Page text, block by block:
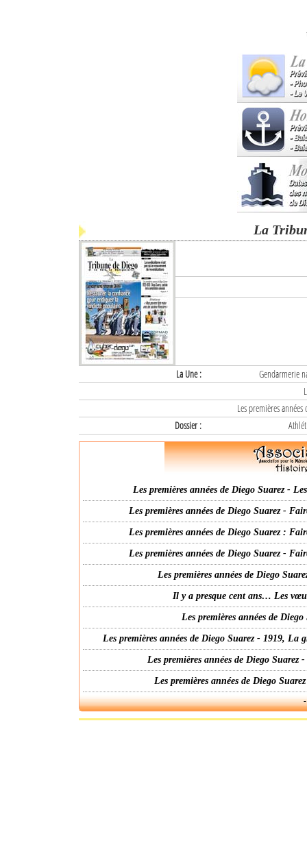
La
La Une :
Gendarmerie
Les premières
Dossier :
Les premières années de Diego Suarez -
Les premières années de Diego Suarez -
Les premières années de Diego Suarez :
Les premières années de Diego Suarez -
Les premières années de Diego
Il y a presque cent ans… Les
Les premières années de
Les premières années de Diego Suarez - 1919,
Les premières années de Diego
Les premières années de Diego